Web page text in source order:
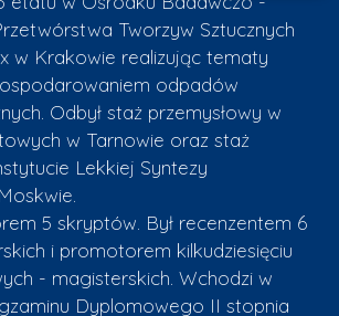
Tworzyw Sztucznych
w Krakowie realizując tematy
odpadów
Odbył staż przemysłowy w
w Tarnowie oraz staż
Lekkiej Syntezy
5 skryptów. Był recenzentem 6
i promotorem kilkudziesięciu
- magisterskich. Wchodzi w
Dyplomowego II stopnia